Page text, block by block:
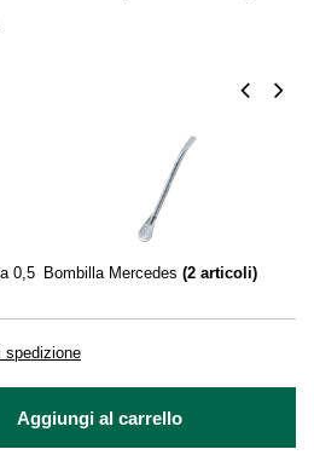
0,5 Bombilla Mercedes (2 articoli)
spedizione
Aggiungi al carrello